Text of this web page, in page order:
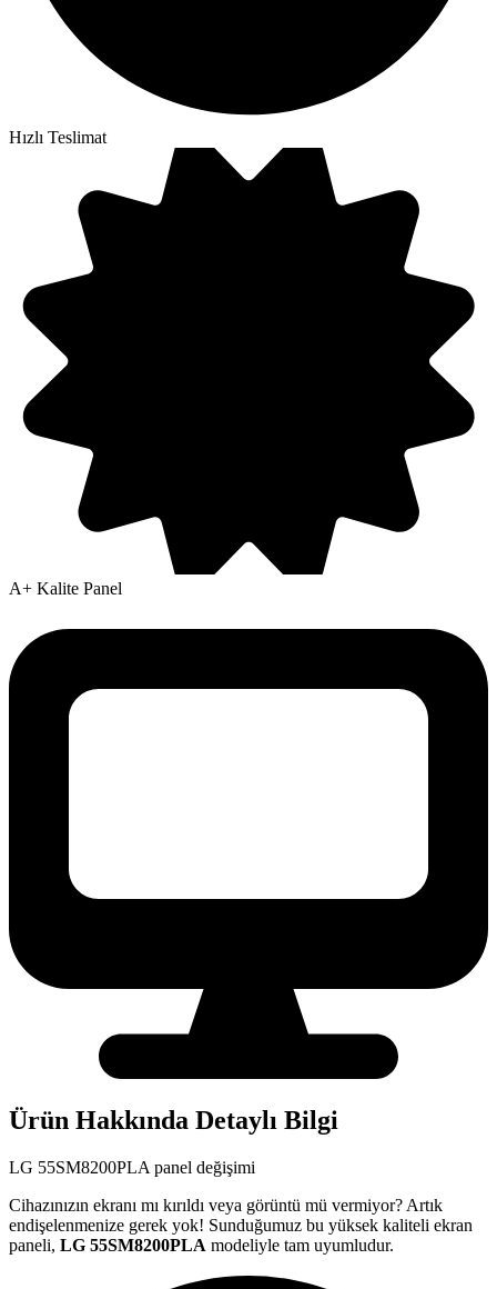
Hızlı Teslimat
A+ Kalite Panel
Ürün Hakkında Detaylı Bilgi
LG 55SM8200PLA panel değişimi
Cihazınızın ekranı mı kırıldı veya görüntü mü vermiyor? Artık
endişelenmenize gerek yok! Sunduğumuz bu yüksek kaliteli ekran
paneli, LG 55SM8200PLA modeliyle tam uyumludur.